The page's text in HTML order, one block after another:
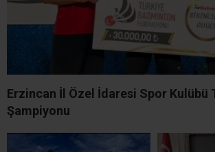
Erzincan İl Özel İdaresi Spor Kulübü
Şampiyonu